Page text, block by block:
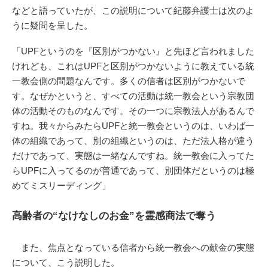
などと語っていたが、この説明について紀藤弁護士は次のよ
うに疑問を呈した。
「UPFというのを『区別がつかない』と先ほど言われました
けれども、これはUPFと区別がつかないように教えている統
一教会側の問題なんです。多くの信者は区別がつかないで
す。なぜかというと、すべての活動は統一教会という宗教団
体の活動そのものなんです。その一つに宗教法人があるんで
すね。我々からみたらUPFと統一教会というのは、いわば一
体の組織であって、別の組織というのは、ただ法人格が違う
だけであって、実態は一緒なんですね。統一教会に入ってた
らUPFに入ってるのが普通であって、別団体だというのは極
めてミスリーディング」
高齢者の“なけなしのお金”を霊感商法で奪う
また、焦点となっている信者から統一教会への献金の実態
について、こう説明した。